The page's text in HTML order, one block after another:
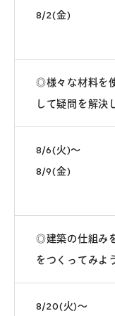
8/2(金)
◎様々な材料を
して疑問を解決
8/6(火)～
8/9(金)
◎建築の仕組み
をつくってみよ
8/20(火)～